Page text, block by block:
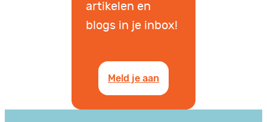
artikelen en
blogs in je inbox!
Meld je aan